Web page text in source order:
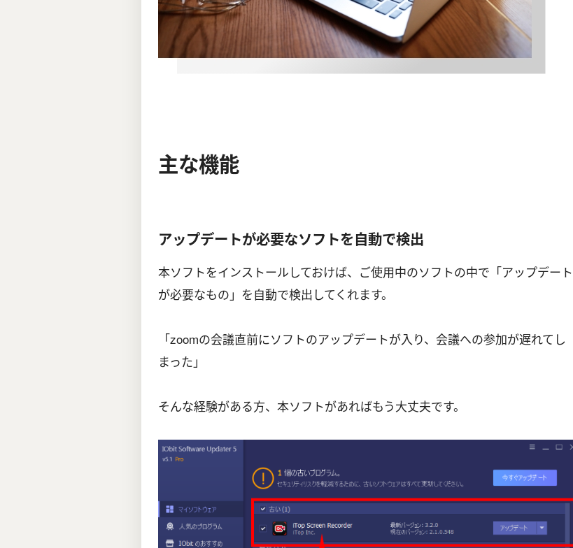
主な機能
アップデートが必要なソフトを自動で検出
本ソフトをインストールしておけば、ご使用中のソフトの中で「アップデート
が必要なもの」を自動で検出してくれます。
「zoomの会議直前にソフトのアップデートが入り、会議への参加が遅れてし
まった」
そんな経験がある方、本ソフトがあればもう大丈夫です。